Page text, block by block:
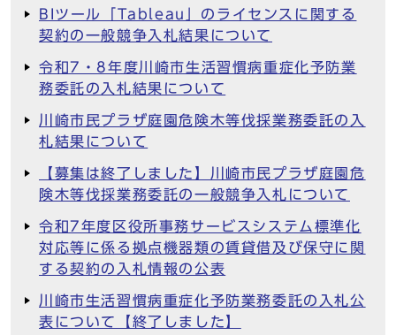
BIツール「Tableau」のライセンスに関する
契約の一般競争入札結果について
令和7・8年度川崎市生活習慣病重症化予防業
務委託の入札結果について
川崎市民プラザ庭園危険木等伐採業務委託の入
札結果について
【募集は終了しました】川崎市民プラザ庭園危
険木等伐採業務委託の一般競争入札について
令和7年度区役所事務サービスシステム標準化
対応等に係る拠点機器類の賃貸借及び保守に関
する契約の入札情報の公表
川崎市生活習慣病重症化予防業務委託の入札公
表について【終了しました】